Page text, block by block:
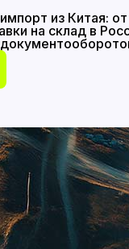
из Китая:
на склад в